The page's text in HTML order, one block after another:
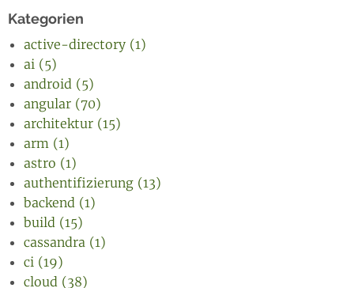
Kategorien
active-directory (1)
ai (5)
android (5)
angular (70)
architektur (15)
arm (1)
astro (1)
authentifizierung (13)
backend (1)
build (15)
cassandra (1)
ci (19)
cloud (38)